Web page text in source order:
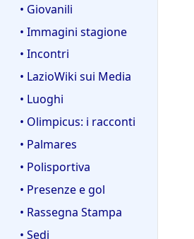
• Giovanili
• Immagini stagione
• Incontri
• LazioWiki sui Media
• Luoghi
• Olimpicus: i racconti
• Palmares
• Polisportiva
• Presenze e gol
• Rassegna Stampa
• Sedi